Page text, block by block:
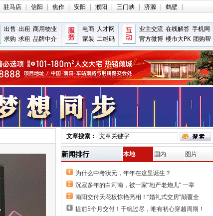
驻马店 | 信阳 | 焦作 | 安阳 | 濮阳 | 三门峡 | 济源 | 鹤壁 |
出售 出租 商用物业
求购 求租 品牌中介
电商 人才网
家装 二维码
业主交流 在线解答 手机网
官方微博 楼市大PK 团购帮
文章搜索：
新闻排行 本地 国内 图片
为什么中考状元，年年在这里诞生？
沉寂多年的白河南，被一家“地产老炮儿” 一举
南阳交付天花板惊艳亮相！“婚礼式交房”颠覆全
提前5个月交付！千帆过尽，唯有初心穿越周期！